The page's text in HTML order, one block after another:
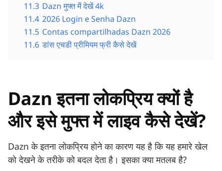
11.3 Dazn मुफ्त में देखें 4k
11.4 2026 Login e Senha Dazn
11.5 Contas compartilhadas Dazn 2026
11.6 डांस एचडी प्रीमियम फ्री कैसे देखें
Dazn इतना लोकप्रिय क्यों है
और इसे मुफ्त में लाइव कैसे देखें?
Dazn के इतना लोकप्रिय होने का कारण यह है कि यह हमारे खेल
को देखने के तरीके को बदल देता है। इसका क्या मतलब है?